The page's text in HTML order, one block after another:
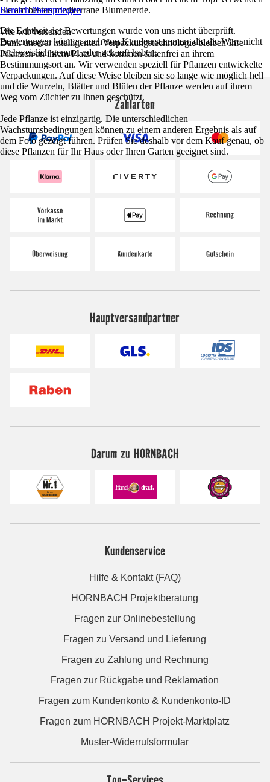
Sie am besten mediterrane Blumenerde.
Wie wir versenden
Dank unserer intelligenten Verpackungstechnologie bleiben Ihre
Pflanzen an ihrem Platz und kommen faltenfrei an ihrem
Bestimmungsort an. Wir verwenden speziell für Pflanzen entwickelte
Verpackungen. Auf diese Weise bleiben sie so lange wie möglich hell
und die Wurzeln, Blätter und Blüten der Pflanze werden auf ihrem
Weg vom Züchter zu Ihnen geschützt.
Jede Pflanze ist einzigartig. Die unterschiedlichen
Wachstumsbedingungen können zu einem anderen Ergebnis als auf
dem Foto gezeigt führen. Prüfen Sie deshalb vor dem Kauf genau, ob
diese Pflanzen für Ihr Haus oder Ihren Garten geeignet sind.
Bereich überspringen
Die Echtheit der Bewertungen wurde von uns nicht überprüft.
Bewertungen können auch von Kunden stammen, die die Ware nicht
nachweislich genutzt oder gekauft haben.
Zahlarten
Hauptversandpartner
Darum zu HORNBACH
Kundenservice
Hilfe & Kontakt (FAQ)
HORNBACH Projektberatung
Fragen zur Onlinebestellung
Fragen zu Versand und Lieferung
Fragen zu Zahlung und Rechnung
Fragen zur Rückgabe und Reklamation
Fragen zum Kundenkonto & Kundenkonto-ID
Fragen zum HORNBACH Projekt-Marktplatz
Muster-Widerrufsformular